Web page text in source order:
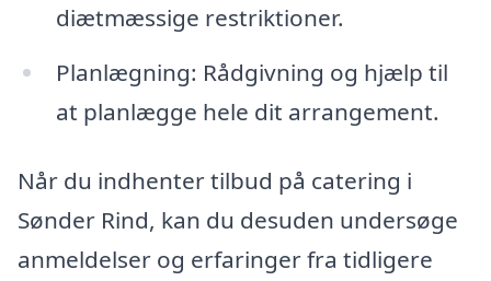
diætmæssige restriktioner.
Planlægning: Rådgivning og hjælp til
at planlægge hele dit arrangement.
Når du indhenter tilbud på catering i
Sønder Rind, kan du desuden undersøge
anmeldelser og erfaringer fra tidligere